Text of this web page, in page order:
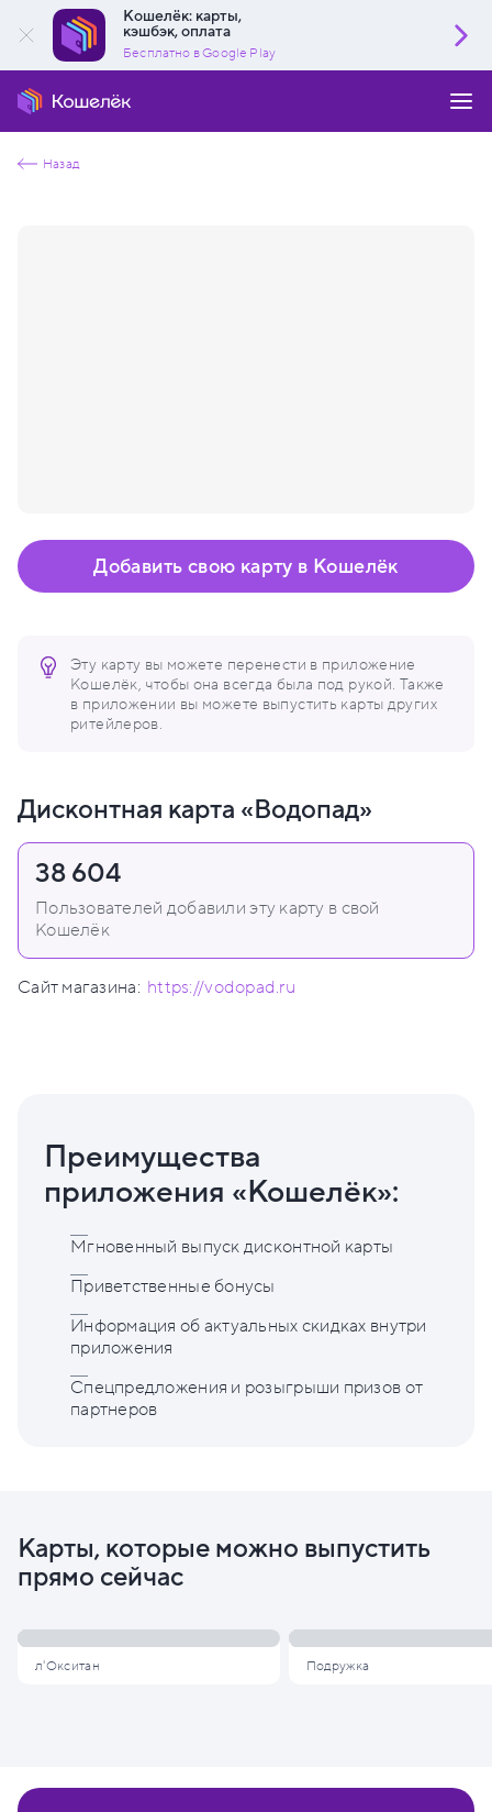
Кошелёк: карты,
кэшбэк, оплата
Бесплатно в Google Play
Назад
Эту карту вы можете перенести в приложение
Кошелёк, чтобы она всегда была под рукой. Также
в приложении вы можете выпустить карты других
ритейлеров.
Добавить свою карту в Кошелёк
Дисконтная карта «Водопад»
38 604
Пользователей добавили эту карту в свой
Кошелёк
Сайт магазина: https://vodopad.ru
Преимущества
приложения «Кошелёк»:
Мгновенный выпуск дисконтной карты
Приветственные бонусы
Информация об актуальных скидках внутри
приложения
Спецпредложения и розыгрыши призов от
партнеров
Карты, которые можно выпустить
прямо сейчас
л'Окситан Подружка